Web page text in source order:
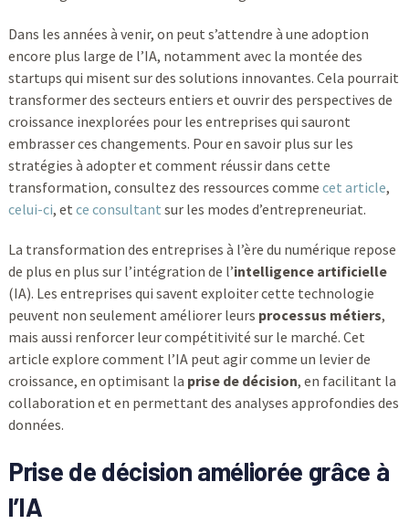
Dans les années à venir, on peut s’attendre à une adoption
encore plus large de l’IA, notamment avec la montée des
startups qui misent sur des solutions innovantes. Cela pourrait
transformer des secteurs entiers et ouvrir des perspectives de
croissance inexplorées pour les entreprises qui sauront
embrasser ces changements. Pour en savoir plus sur les
stratégies à adopter et comment réussir dans cette
transformation, consultez des ressources comme cet article,
celui-ci, et ce consultant sur les modes d’entrepreneuriat.
La transformation des entreprises à l’ère du numérique repose
de plus en plus sur l’intégration de l’intelligence artificielle
(IA). Les entreprises qui savent exploiter cette technologie
peuvent non seulement améliorer leurs processus métiers,
mais aussi renforcer leur compétitivité sur le marché. Cet
article explore comment l’IA peut agir comme un levier de
croissance, en optimisant la prise de décision, en facilitant la
collaboration et en permettant des analyses approfondies des
données.
Prise de décision améliorée grâce à
l’IA